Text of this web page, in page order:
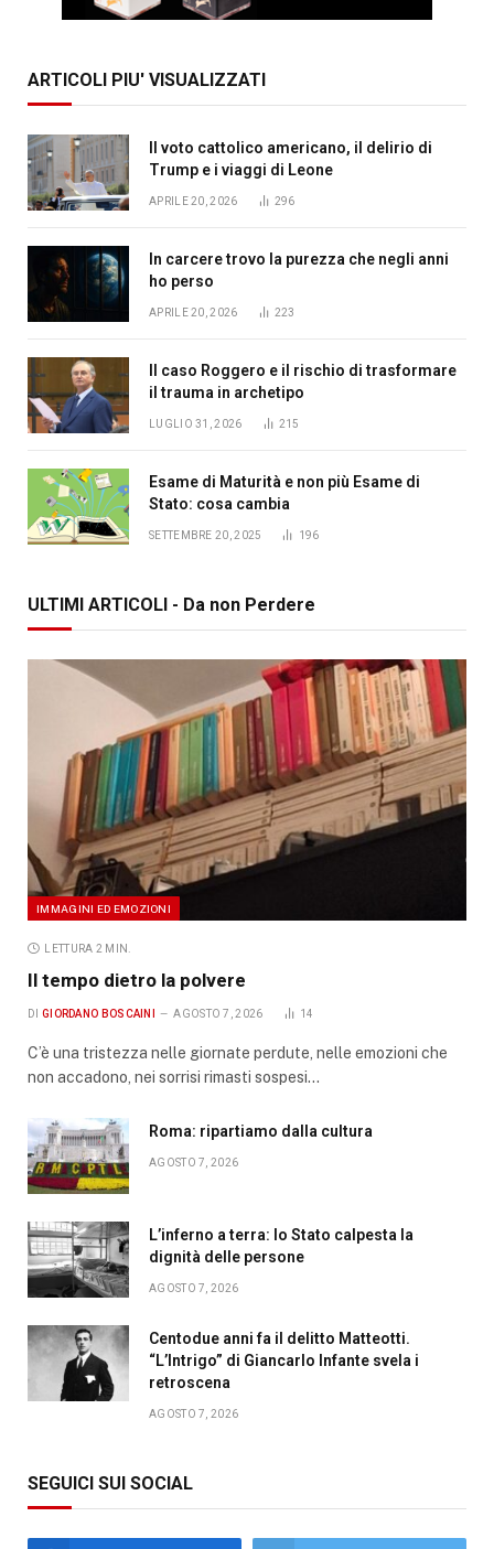
ARTICOLI PIU' VISUALIZZATI
Il voto cattolico americano, il delirio di
Trump e i viaggi di Leone
APRILE 20, 2026 296
In carcere trovo la purezza che negli anni
ho perso
APRILE 20, 2026 223
Il caso Roggero e il rischio di trasformare
il trauma in archetipo
LUGLIO 31, 2026 215
Esame di Maturità e non più Esame di
Stato: cosa cambia
SETTEMBRE 20, 2025 196
ULTIMI ARTICOLI - Da non Perdere
IMMAGINI ED EMOZIONI
LETTURA 2 MIN.
Il tempo dietro la polvere
DI GIORDANO BOSCAINI AGOSTO 7, 2026 14
C’è una tristezza nelle giornate perdute, nelle emozioni che
non accadono, nei sorrisi rimasti sospesi…
Roma: ripartiamo dalla cultura
AGOSTO 7, 2026
L’inferno a terra: lo Stato calpesta la
dignità delle persone
AGOSTO 7, 2026
Centodue anni fa il delitto Matteotti.
“L’Intrigo” di Giancarlo Infante svela i
retroscena
AGOSTO 7, 2026
SEGUICI SUI SOCIAL